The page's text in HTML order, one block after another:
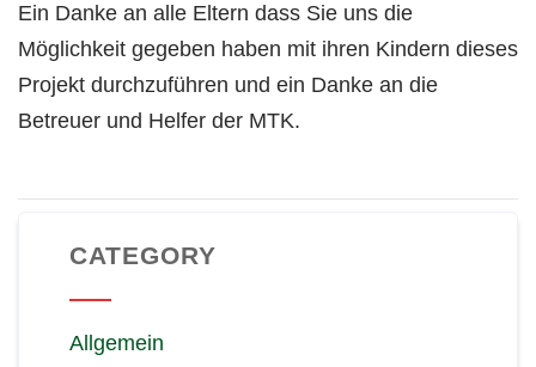
Ein Danke an alle Eltern dass Sie uns die
Möglichkeit gegeben haben mit ihren Kindern dieses
Projekt durchzuführen und ein Danke an die
Betreuer und Helfer der MTK.
CATEGORY
Allgemein